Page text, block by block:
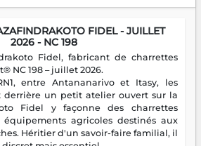
FIDEL - JUILLET
2026 - NC 198
Fidel, fabricant de charrettes
NC 198 – juillet 2026.
entre Antananarivo et Itasy, les
derrière un petit atelier ouvert sur la
Fidel y façonne des charrettes
agricoles destinés aux
Héritier d'un savoir-faire familial, il